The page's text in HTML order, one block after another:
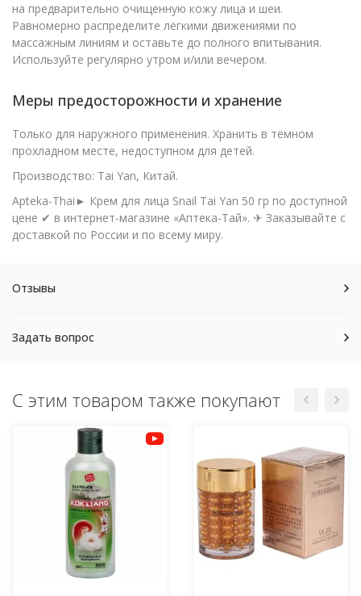
на предварительно очищенную кожу лица и шеи.
Равномерно распределите лёгкими движениями по
массажным линиям и оставьте до полного впитывания.
Используйте регулярно утром и/или вечером.
Меры предосторожности и хранение
Только для наружного применения. Хранить в тёмном
прохладном месте, недоступном для детей.
Производство: Tai Yan, Китай.
Apteka-Thai► Крем для лица Snail Tai Yan 50 гр по доступной
цене ✔ в интернет-магазине «Аптека-Тай». ✈ Заказывайте с
доставкой по России и по всему миру.
Отзывы
Задать вопрос
С этим товаром также покупают